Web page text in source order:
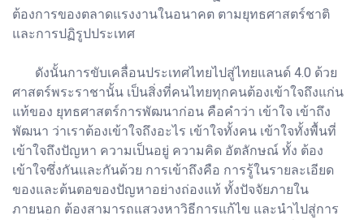
ต้องการของตลาดแรงงานในอนาคต ตามยุทธศาสตร์ชาติ
และการปฏิรูปประเทศ
ดังนั้นการขับเคลื่อนประเทศไทยไปสู่ไทยแลนด์ 4.0 ด้วย
ศาสตร์พระราชานั้น เป็นสิ่งที่คนไทยทุกคนต้องเข้าใจถึงแก่น
แท้ของ ยุทธศาสตร์การพัฒนาก่อน คือคำว่า เข้าใจ เข้าถึง
พัฒนา ว่าเราต้องเข้าใจถึงอะไร เข้าใจทั้งคน เข้าใจทั้งพื้นที่
เข้าใจถึงปัญหา ความเป็นอยู่ ความคิด อัตลักษณ์ ทั้ง ต้อง
เข้าใจซึ่งกันและกันด้วย การเข้าถึงคือ การรู้ในรายละเอียด
ของและต้นตอของปัญหาอย่างถ่องแท้ ทั้งปัจจัยภายใน
ภายนอก ต้องสามารถแสวงหาวิธีการแก้ไข และนำไปสู่การ